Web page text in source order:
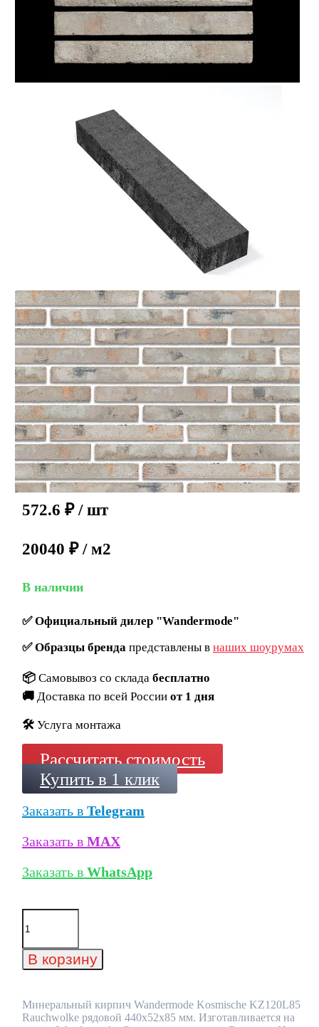
572.6 ₽ / шт
20040 ₽ / м2
В наличии
✅Официальный дилер "Wandermode"
✅Образцы брендапредставлены в наших шоурумах
📦 Самовывоз со склада бесплатно
🚚 Доставка по всей России от 1 дня
🛠️ Услуга монтажа
Рассчитать стоимость
Купить в 1 клик
Заказать в Telegram
Заказать в MAX
Заказать в WhatsApp
Количество
товара
кирпич
Wandermode
Rauchwolke
рядовой
В корзину
Минеральный кирпич Wandermode Kosmische KZ120L85
Rauchwolke рядовой 440x52x85 мм. Изготавливается на